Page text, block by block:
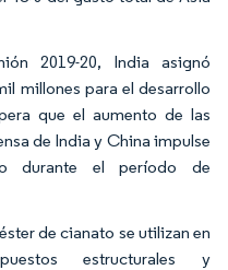
2019-20, India asignó
millones para el desarrollo
que el aumento de las
de India y China impulse
durante el período de
de cianato se utilizan en
estructurales y